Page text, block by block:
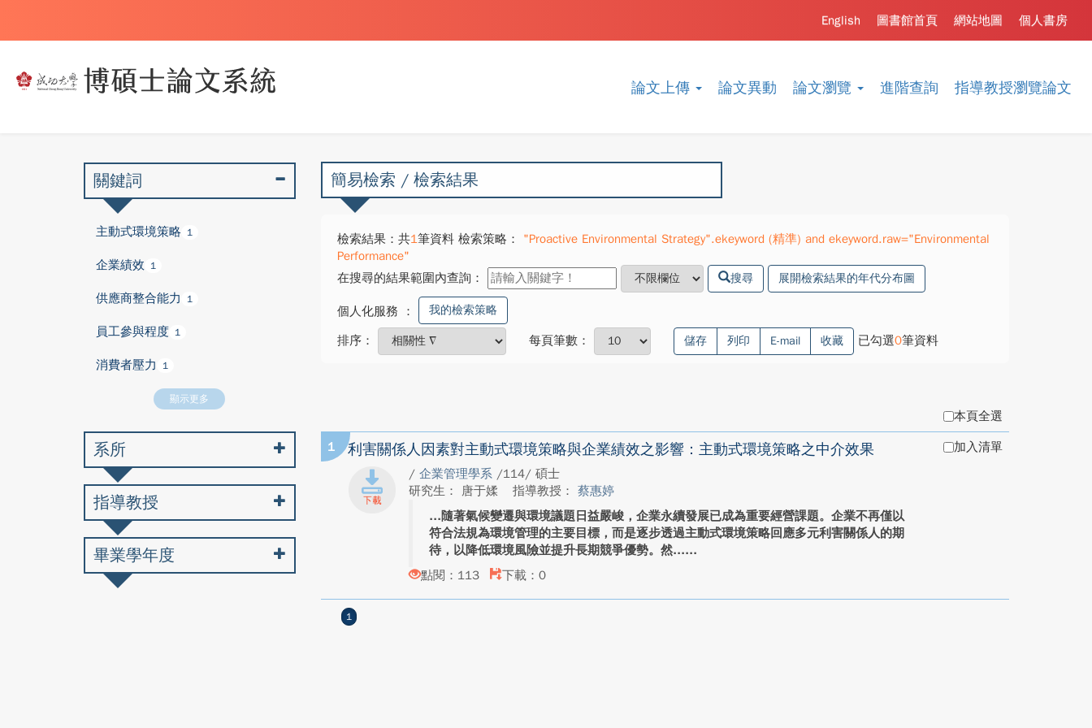
論文上傳 論文異動 論文瀏覽 進階查詢 指導教授瀏覽論文
個人書房
網站地圖
圖書館首頁
English
簡易檢索 / 檢索結果
檢索結果：共1筆資料 檢索策略：
"Proactive Environmental Strategy".ekeyword (精準) and ekeyword.raw="Environmental
Performance"
在搜尋的結果範圍內查詢：
搜尋 展開檢索結果的年代分布圖
個人化服務 ： 我的檢索策略
排序： 每頁筆數： 儲存 列印 E-mail 收藏 已勾選0筆資料
本頁全選
1 利害關係人因素對主動式環境策略與企業績效之影響：主動式環境策略之中介效果
/ 企業管理學系 /114/ 碩士
研究生： 唐于媃
指導教授： 蔡惠婷
隨著氣候變遷與環境議題日益嚴峻，企業永續發展已成為重要經營課題。企業不再僅以
符合法規為環境管理的主要目標，而是逐步透過主動式環境策略回應多元利害關係人的期
待，以降低環境風險並提升長期競爭優勢。然...
點閱：113
下載：0
加入清單
1
關鍵詞
主動式環境策略 1
企業績效 1
供應商整合能力 1
員工參與程度 1
消費者壓力 1
顯示更多
系所
指導教授
畢業學年度